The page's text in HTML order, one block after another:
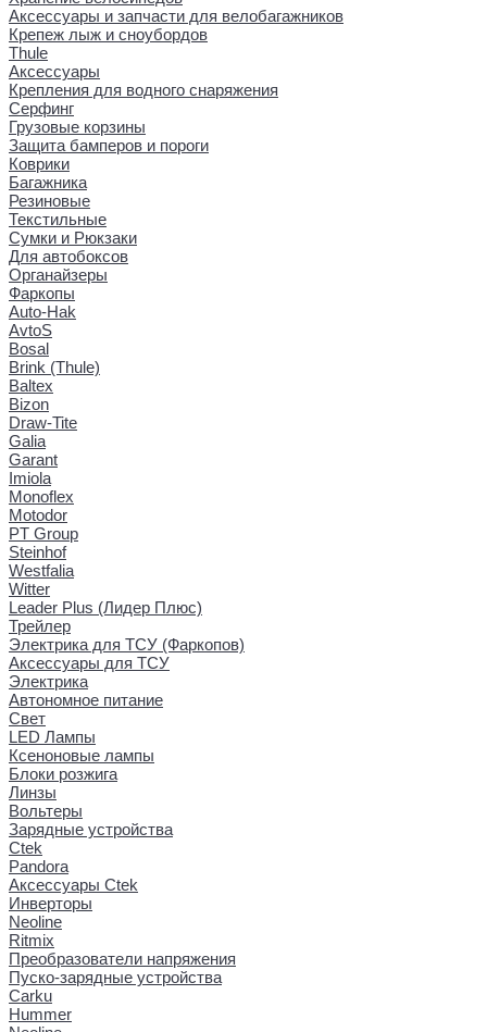
Аксессуары и запчасти для велобагажников
Крепеж лыж и сноубордов
Thule
Аксессуары
Крепления для водного снаряжения
Серфинг
Грузовые корзины
Защита бамперов и пороги
Коврики
Багажника
Резиновые
Текстильные
Сумки и Рюкзаки
Для автобоксов
Органайзеры
Фаркопы
Auto-Hak
AvtoS
Bosal
Brink (Thule)
Baltex
Bizon
Draw-Tite
Galia
Garant
Imiola
Monoflex
Motodor
PT Group
Steinhof
Westfalia
Witter
Leader Plus (Лидер Плюс)
Трейлер
Электрика для ТСУ (Фаркопов)
Аксессуары для ТСУ
Электрика
Автономное питание
Свет
LED Лампы
Ксеноновые лампы
Блоки розжига
Линзы
Вольтеры
Зарядные устройства
Ctek
Pandora
Аксессуары Ctek
Инверторы
Neoline
Ritmix
Преобразователи напряжения
Пуско-зарядные устройства
Carku
Hummer